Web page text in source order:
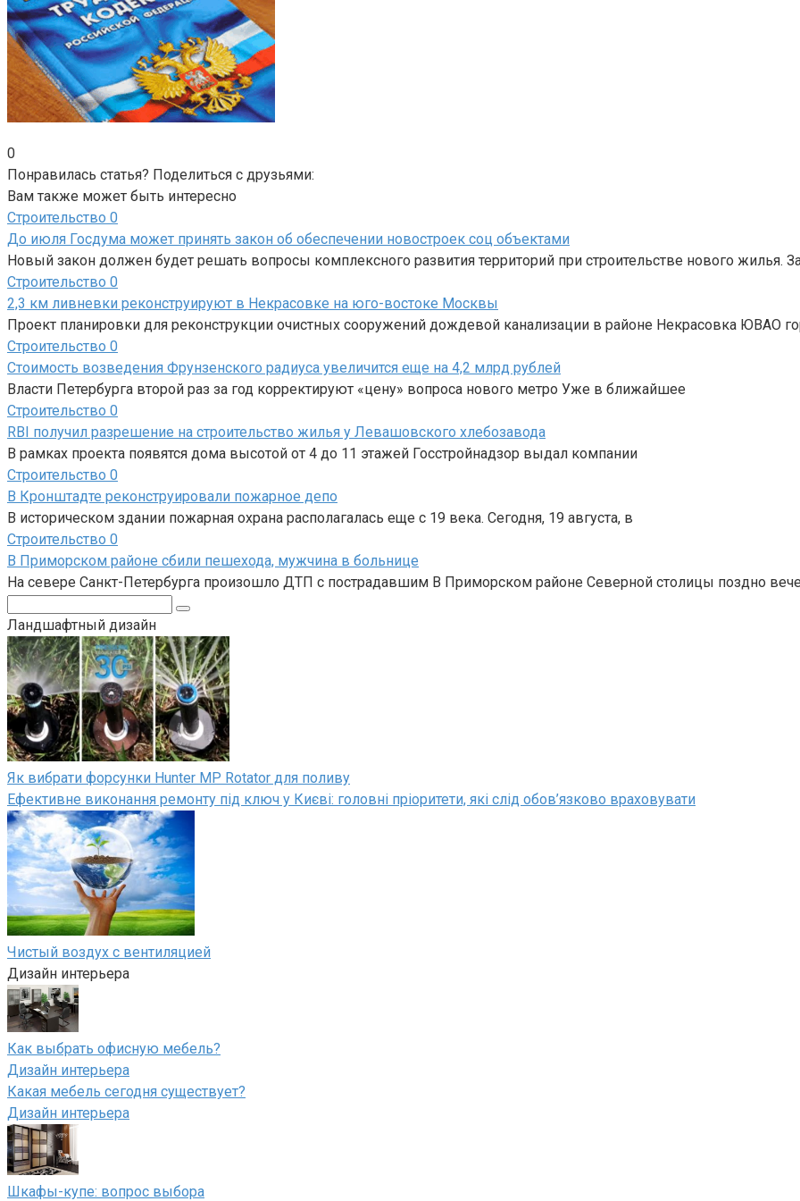
0
Понравилась статья? Поделиться с друзьями:
Вам также может быть интересно
Строительство 0
До июля Госдума может принять закон об обеспечении новостроек соц объектами
Новый закон должен будет решать вопросы комплексного развития территорий при строительстве нового жилья.
Строительство 0
2,3 км ливневки реконструируют в Некрасовке на юго-востоке Москвы
Проект планировки для реконструкции очистных сооружений дождевой канализации в районе Некрасовка ЮВАО
Строительство 0
Стоимость возведения Фрунзенского радиуса увеличится еще на 4,2 млрд рублей
Власти Петербурга второй раз за год корректируют «цену» вопроса нового метро Уже в ближайшее
Строительство 0
RBI получил разрешение на строительство жилья у Левашовского хлебозавода
В рамках проекта появятся дома высотой от 4 до 11 этажей Госстройнадзор выдал компании
Строительство 0
В Кронштадте реконструировали пожарное депо
В историческом здании пожарная охрана располагалась еще с 19 века. Сегодня, 19 августа, в
Строительство 0
В Приморском районе сбили пешехода, мужчина в больнице
На севере Санкт-Петербурга произошло ДТП с пострадавшим В Приморском районе Северной столицы поздно
Ландшафтный дизайн
Як вибрати форсунки Hunter MP Rotator для поливу
Ефективне виконання ремонту під ключ у Києві: головні пріоритети, які слід обов’язково враховувати
Чистый воздух с вентиляцией
Дизайн интерьера
Как выбрать офисную мебель?
Дизайн интерьера
Какая мебель сегодня существует?
Дизайн интерьера
Шкафы-купе: вопрос выбора